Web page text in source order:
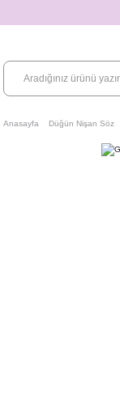
Anasayfa Düğün Nişan Söz